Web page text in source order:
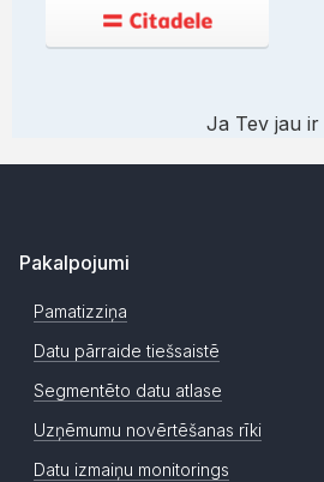
Ja Tev jau
Pakalpojumi
Pamatizziņa
Datu pārraide tiešsaistē
Segmentēto datu atlase
Uzņēmumu novērtēšanas rīki
Datu izmaiņu monitorings